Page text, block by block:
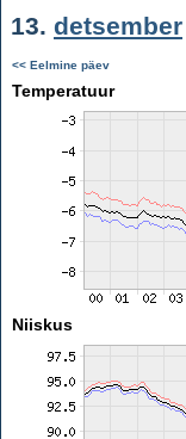
13. detsember
<< Eelmine päev
Temperatuur
Niiskus